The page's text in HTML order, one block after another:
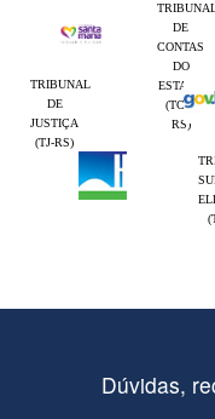
DE
CONTAS
DO
ESTADO
(TCE-
RS)
TRIBUNAL
DE
JUSTIÇA
(TJ-RS)
Dúvidas,